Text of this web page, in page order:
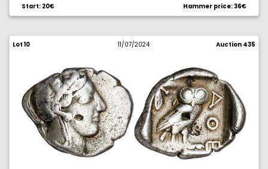
Start: 20€ Hammer price: 36€
Lot 10 11/07/2024 Auction 435